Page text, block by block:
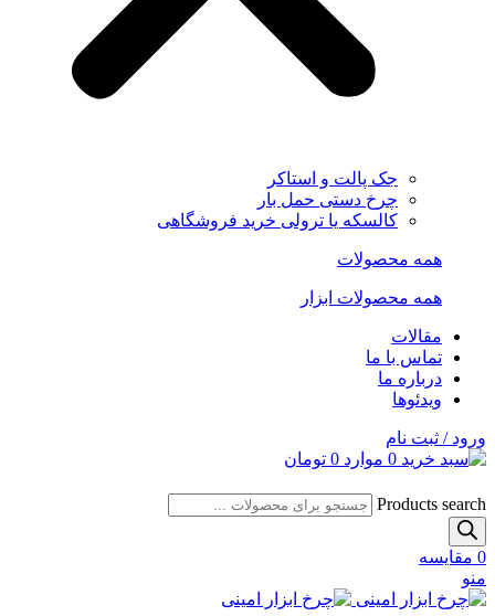
جک پالت و استاکر
چرخ دستی حمل بار
کالسکه یا ترولی خرید فروشگاهی
همه محصولات
همه محصولات ابزار
مقالات
تماس با ما
درباره ما
ویدئوها
ورود / ثبت نام
0 موارد 0 تومان
Products search
0 مقایسه
منو